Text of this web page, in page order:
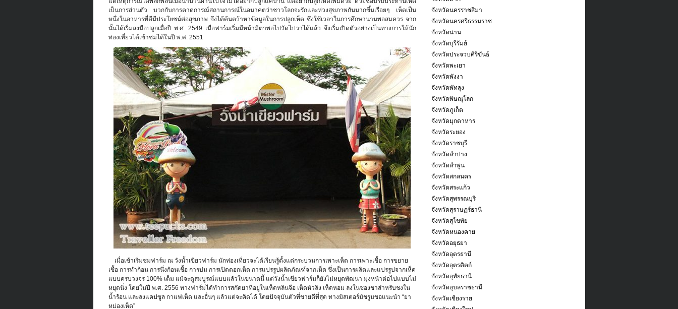
เป็นการส่วนตัว บวกกับการคาดการณ์สถานการณ์ในอนาคตว่าชาวโลกจะรักและห่วงสุขภาพกันมากขึ้นเรื่อยๆ เห็ดเป็น
หนึ่งในอาหารที่ดีมีประโยชน์ต่อสุขภาพ จึงได้ค้นคว้าหาข้อมูลในการปลูกเห็ด ซึ่งใช้เวลาในการศึกษานานพอสมควร จาก
นั้นได้เริ่มลงมือปลูกเมื่อปี พ.ศ. 2549 เมื่อฟาร์มเริ่มมีหน้ามีตาพอไปวัดไปวาได้แล้ว จึงเริ่มเปิดตัวอย่างเป็นทางการให้นัก
ท่องเที่ยวได้เข้าชมได้ในปี พ.ศ. 2551
เมื่อเข้าเริ่มชมฟาร์ม ณ วังน้ำเขียวฟาร์ม นักท่องเที่ยวจะได้เรียนรู้ตั้งแต่กระบวนการเพาะเห็ด การเพาะเชื้อ การขยาย
เชื้อ การทำก้อน การนึ่งก้อนเชื้อ การบ่ม การเปิดดอกเห็ด การแปรรูปผลิตภัณฑ์จากเห็ด ซึ่งเป็นการผลิตและแปรรูปจากเห็ด
แบบครบวงจร 100% เต็ม แม้จะดูสมบูรณ์แบบแล้วในขนาดนี้ แต่วังน้ำเขียวฟาร์มก็ยังไม่หยุดพัฒนา มุ่งหน้าต่อไปแบบไม่
หยุดนิ่ง โดยในปี พ.ศ. 2556 ทางฟาร์มได้ทำการสกัดยาที่อยู่ในเห็ดหลินจือ เห็ดหัวลิง เห็ดหอม ลงในซองชาสำหรับชงใน
น้ำร้อน และลงแคปซูล กาแฟเห็ด และอื่นๆ แล้วแต่จะคิดได้ โดยปัจจุบันตัวที่ขายดีที่สุด ทางมิสเตอร์มัชรูมขอแนะนำ “ยา
หม่องเห็ด”
จังหวัดนครราชสีมา
จังหวัดนครศรีธรรมราช
จังหวัดน่าน
จังหวัดบุรีรัมย์
จังหวัดประจวบคีรีขันธ์
จังหวัดพะเยา
จังหวัดพังงา
จังหวัดพัทลุง
จังหวัดพิษณุโลก
จังหวัดภูเก็ต
จังหวัดมุกดาหาร
จังหวัดระยอง
จังหวัดราชบุรี
จังหวัดลำปาง
จังหวัดลำพูน
จังหวัดสกลนคร
จังหวัดสระแก้ว
จังหวัดสุพรรณบุรี
จังหวัดสุราษฏร์ธานี
จังหวัดสุโขทัย
จังหวัดหนองคาย
จังหวัดอยุธยา
จังหวัดอุดรธานี
จังหวัดอุตรดิตถ์
จังหวัดอุทัยธานี
จังหวัดอุบลราชธานี
จังหวัดเชียงราย